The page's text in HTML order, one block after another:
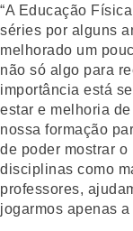
“A Educação
séries por alguns
melhorado um
não só algo para
importância está
estar e melhoria
nossa formação
de poder mostrar
disciplinas como
professores,
jogarmos apenas